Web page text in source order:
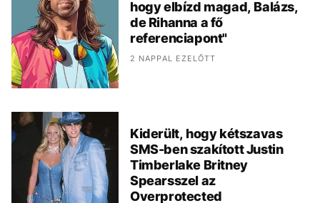
hogy elbízd magad, Balázs,
de Rihanna a fő
referenciapont"
2 NAPPAL EZELŐTT
Kiderült, hogy kétszavas
SMS-ben szakított Justin
Timberlake Britney
Spearsszel az
Overprotected